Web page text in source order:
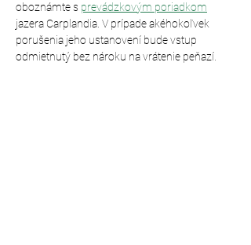
oboznámte s prevádzkovým poriadkom
jazera Carplandia. V prípade akéhokoľvek
porušenia jeho ustanovení bude vstup
odmietnutý bez nároku na vrátenie peňazí.